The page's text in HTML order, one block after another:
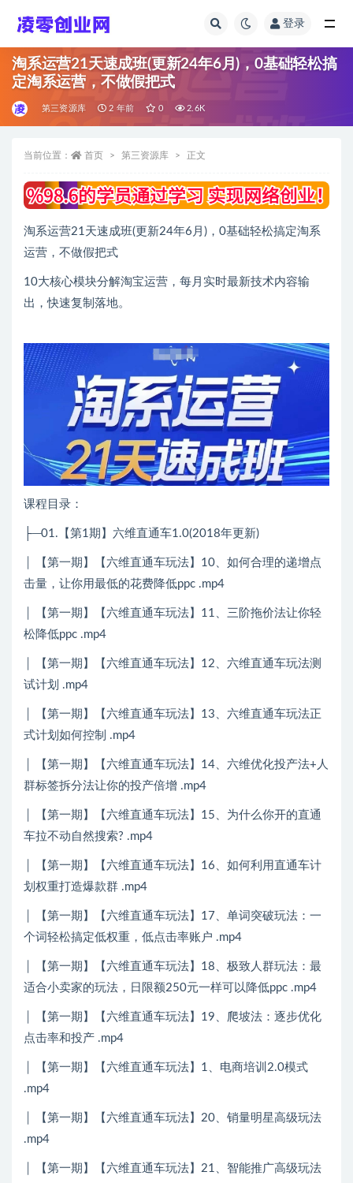
登录
淘系运营21天速成班(更新24年6月)，0基础轻松搞
定淘系运营，不做假把式
第三资源库 2 年前 0 2.6K
当前位置： 首页 第三资源库 正文
淘系运营21天速成班(更新24年6月)，0基础轻松搞定淘系
运营，不做假把式
10大核心模块分解淘宝运营，每月实时最新技术内容输
出，快速复制落地。
课程目录：
├─01.【第1期】六维直通车1.0(2018年更新)
│ 【第一期】【六维直通车玩法】10、如何合理的递增点
击量，让你用最低的花费降低ppc .mp4
│ 【第一期】【六维直通车玩法】11、三阶拖价法让你轻
松降低ppc .mp4
│ 【第一期】【六维直通车玩法】12、六维直通车玩法测
试计划 .mp4
│ 【第一期】【六维直通车玩法】13、六维直通车玩法正
式计划如何控制 .mp4
│ 【第一期】【六维直通车玩法】14、六维优化投产法+人
群标签拆分法让你的投产倍增 .mp4
│ 【第一期】【六维直通车玩法】15、为什么你开的直通
车拉不动自然搜索? .mp4
│ 【第一期】【六维直通车玩法】16、如何利用直通车计
划权重打造爆款群 .mp4
│ 【第一期】【六维直通车玩法】17、单词突破玩法：一
个词轻松搞定低权重，低点击率账户 .mp4
│ 【第一期】【六维直通车玩法】18、极致人群玩法：最
适合小卖家的玩法，日限额250元一样可以降低ppc .mp4
│ 【第一期】【六维直通车玩法】19、爬坡法：逐步优化
点击率和投产 .mp4
│ 【第一期】【六维直通车玩法】1、电商培训2.0模式
.mp4
│ 【第一期】【六维直通车玩法】20、销量明星高级玩法
.mp4
│ 【第一期】【六维直通车玩法】21、智能推广高级玩法